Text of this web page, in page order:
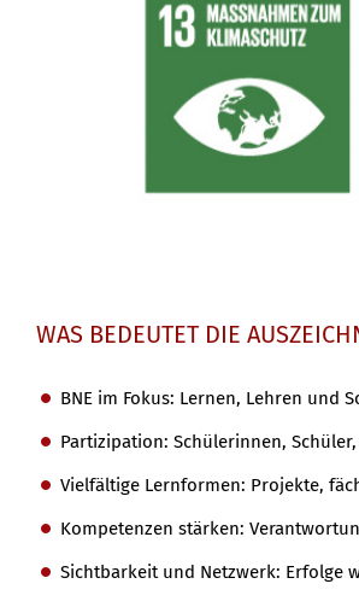
WAS BEDEUTET DIE
BNE im Fokus: Lernen, Lehren und
Partizipation: Schülerinnen,
Vielfältige Lernformen: Projekte,
Kompetenzen stärken:
Sichtbarkeit und Netzwerk: Erfolge